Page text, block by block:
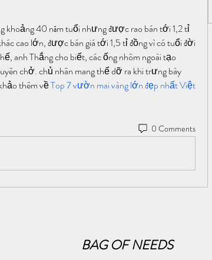
khoảng 40 năm tuổi nhưng được rao bán tới 1,2 tỉ
cao lớn, được bán giá tới 1,5 tỉ đồng vì có tuổi đời
anh Thắng cho biết, các ống nhôm ngoài tạo
chở. chủ nhân mang thể dỡ ra khi trưng bày
thêm về Top 7 vườn mai vàng lớn đẹp nhất Việt
0 Comments
BAG OF NEEDS